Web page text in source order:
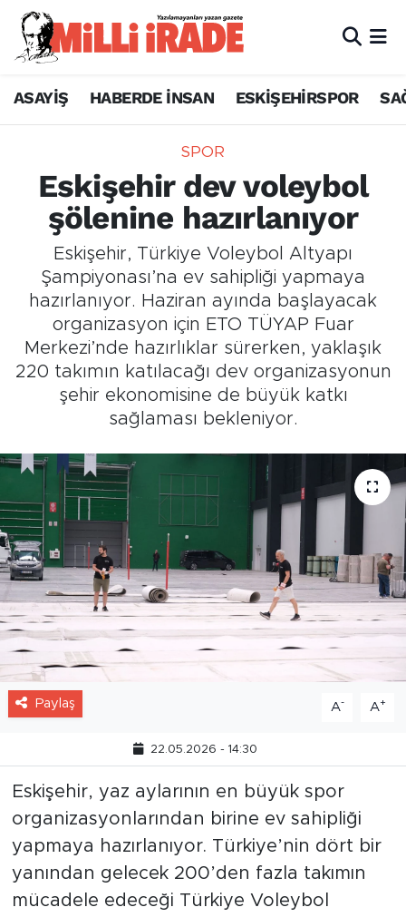
ASAYİŞ HABERDE İNSAN ESKİŞEHİRSPOR
SPOR
Eskişehir dev voleybol
şölenine hazırlanıyor
Eskişehir, Türkiye Voleybol Altyapı
Şampiyonası’na ev sahipliği yapmaya
hazırlanıyor. Haziran ayında başlayacak
organizasyon için ETO TÜYAP Fuar
Merkezi’nde hazırlıklar sürerken, yaklaşık
220 takımın katılacağı dev organizasyonun
şehir ekonomisine de büyük katkı
sağlaması bekleniyor.
Paylaş A- A+
22.05.2026 - 14:30
Eskişehir, yaz aylarının en büyük spor
organizasyonlarından birine ev sahipliği
yapmaya hazırlanıyor. Türkiye’nin dört bir
yanından gelecek 200’den fazla takımın
mücadele edeceği Türkiye Voleybol